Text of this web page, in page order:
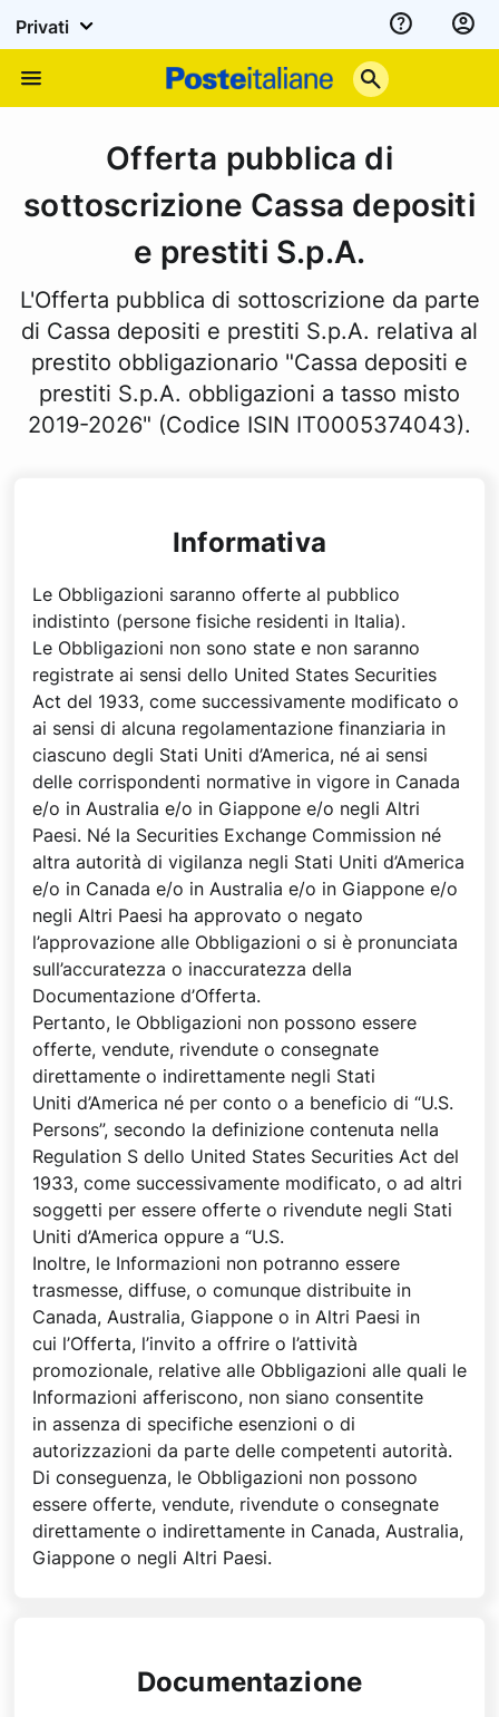
Privati
Assistenza
Italiane
Offerta pubblica di
sottoscrizione Cassa depositi
e prestiti S.p.A.
L'Offerta pubblica di sottoscrizione da parte
di Cassa depositi e prestiti S.p.A. relativa al
prestito obbligazionario "Cassa depositi e
prestiti S.p.A. obbligazioni a tasso misto
2019-2026" (Codice ISIN IT0005374043).
Informativa
Le Obbligazioni saranno offerte al pubblico
indistinto (persone fisiche residenti in Italia).
Le Obbligazioni non sono state e non saranno
registrate ai sensi dello United States Securities
Act del 1933, come successivamente modificato o
ai sensi di alcuna regolamentazione finanziaria in
ciascuno degli Stati Uniti d’America, né ai sensi
delle corrispondenti normative in vigore in Canada
e/o in Australia e/o in Giappone e/o negli Altri
Paesi. Né la Securities Exchange Commission né
altra autorità di vigilanza negli Stati Uniti d’America
e/o in Canada e/o in Australia e/o in Giappone e/o
negli Altri Paesi ha approvato o negato
l’approvazione alle Obbligazioni o si è pronunciata
sull’accuratezza o inaccuratezza della
Documentazione d’Offerta.
Pertanto, le Obbligazioni non possono essere
offerte, vendute, rivendute o consegnate
direttamente o indirettamente negli Stati
Uniti d’America né per conto o a beneficio di “U.S.
Persons”, secondo la definizione contenuta nella
Regulation S dello United States Securities Act del
1933, come successivamente modificato, o ad altri
soggetti per essere offerte o rivendute negli Stati
Uniti d’America oppure a “U.S.
Inoltre, le Informazioni non potranno essere
trasmesse, diffuse, o comunque distribuite in
Canada, Australia, Giappone o in Altri Paesi in
cui l’Offerta, l’invito a offrire o l’attività
promozionale, relative alle Obbligazioni alle quali le
Informazioni afferiscono, non siano consentite
in assenza di specifiche esenzioni o di
autorizzazioni da parte delle competenti autorità.
Di conseguenza, le Obbligazioni non possono
essere offerte, vendute, rivendute o consegnate
direttamente o indirettamente in Canada, Australia,
Giappone o negli Altri Paesi.
Documentazione